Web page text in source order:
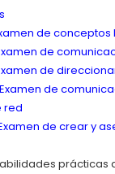
de conceptos
de
de
Examen de
red
Examen de crear y
prácticas